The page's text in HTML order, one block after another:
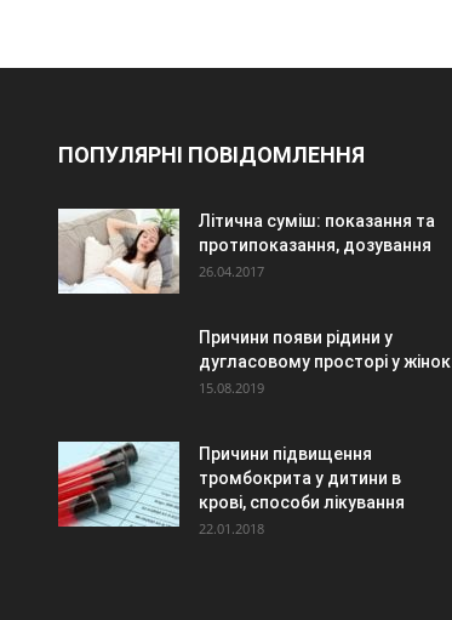
ПОПУЛЯРНІ ПОВІДОМЛЕННЯ
Літична суміш: показання та
протипоказання, дозування
26.04.2017
Причини появи рідини у
дугласовому просторі у жінок
15.08.2019
Причини підвищення
тромбокрита у дитини в
крові, способи лікування
22.01.2018